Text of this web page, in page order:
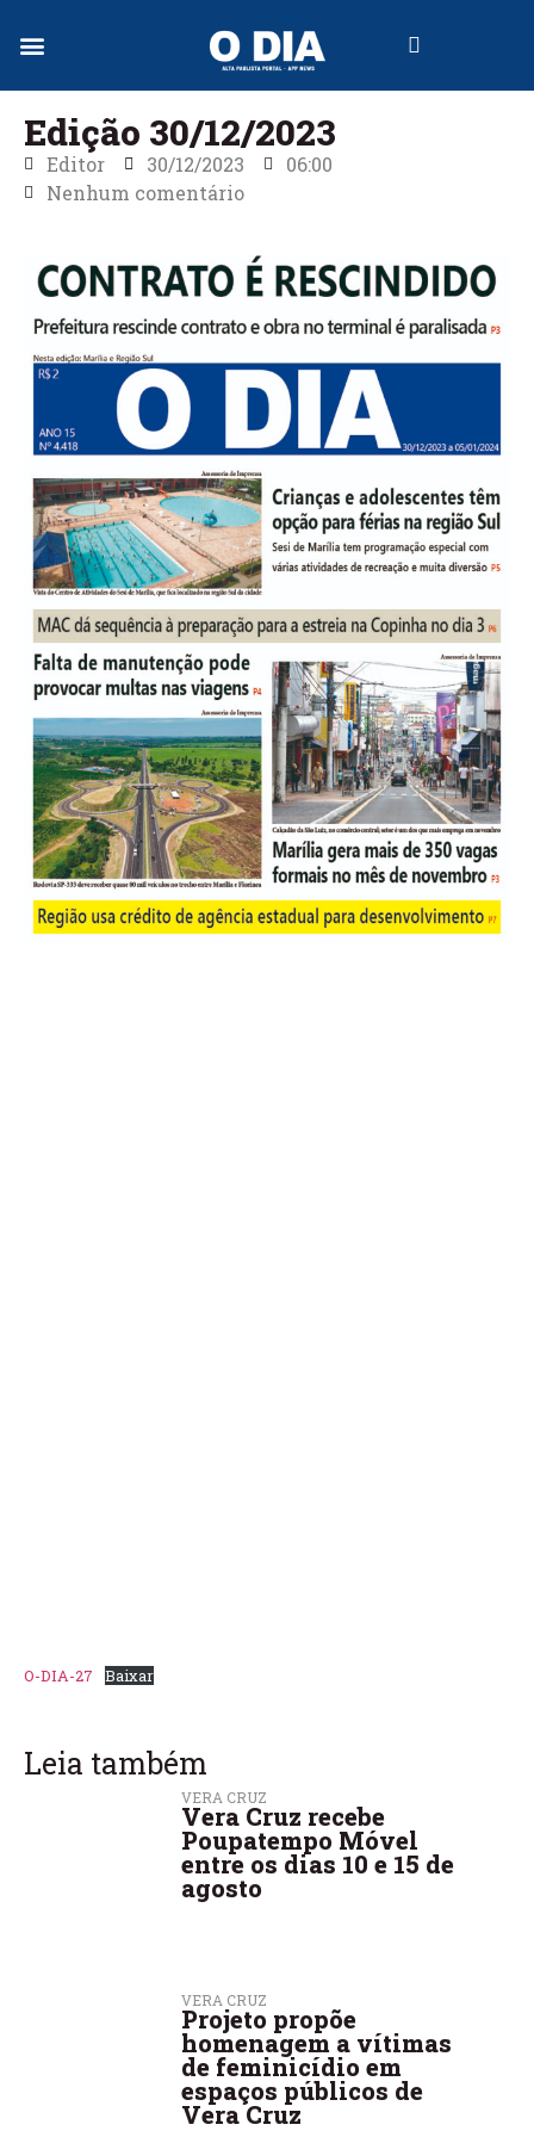
Edição 30/12/2023
Editor 30/12/2023
06:00
Nenhum comentário
O-DIA-27 Baixar
Leia também
VERA CRUZ
Vera Cruz recebe
Poupatempo Móvel
entre os dias 10 e 15 de
agosto
VERA CRUZ
Projeto propõe
homenagem a vítimas
de feminicídio em
espaços públicos de
Vera Cruz